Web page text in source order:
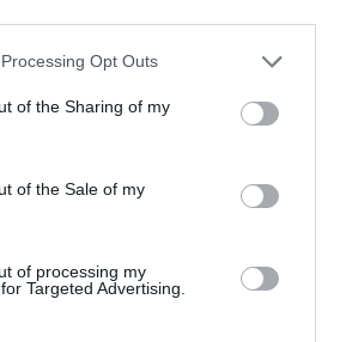
website/app uses one or more Google
or usage behaviour. You may click to
to Google and its third-party tags to
specified purposes in below Google
Opt Outs
of the Sharing of my
of the Sale of my
of processing my
Targeted Advertising.
Παλαιστίνιος κλείδωσε
του – Την έσωσαν οι
πρώτοι όλες τις ειδήσεις